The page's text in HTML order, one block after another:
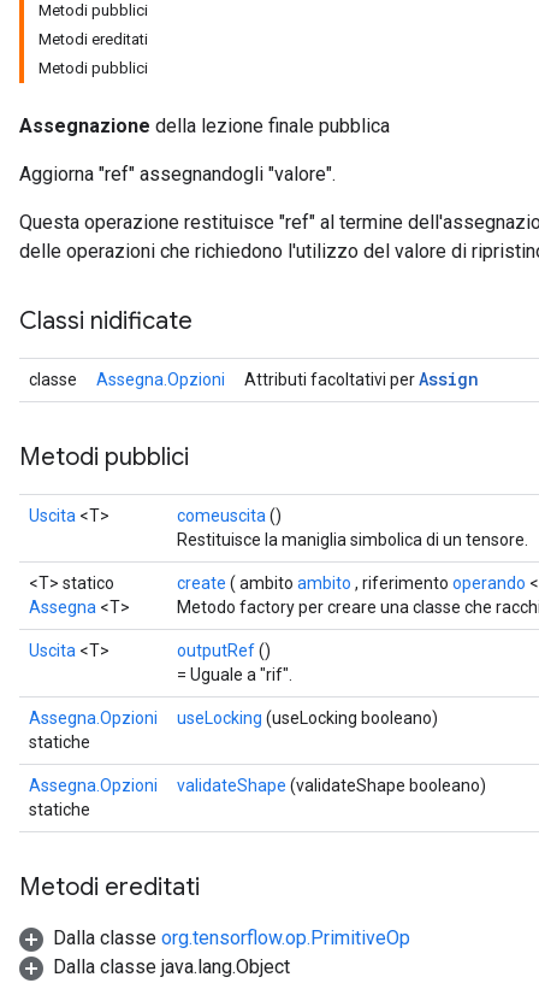
Metodi pubblici
Metodi ereditati
Metodi pubblici
Assegnazione della lezione finale pubblica
Aggiorna "ref" assegnandogli "valore".
Questa operazione restituisce "ref" al termine
delle operazioni che richiedono l'utilizzo del valore di
Classi nidificate
classe Assegna.Opzioni Attributi facoltativi perAssign
Metodi pubblici
Uscita <T> comeuscita ()
Restituisce la maniglia simbolica di un tensore.
<T> statico
Assegna <T>
create ( ambito ambito , riferimento operando
Metodo factory per creare una classe che
Uscita <T> outputRef()
= Uguale a "rif".
Assegna.Opzioni
statiche
useLocking (useLocking booleano)
Assegna.Opzioni
statiche
validateShape (validateShape booleano)
Metodi ereditati
Dalla classe org.tensorflow.op.PrimitiveOp
Dalla classe java.lang.Object